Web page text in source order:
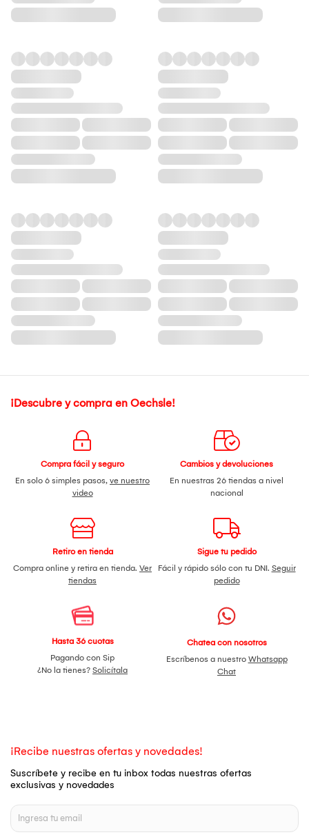
¡Descubre y compra en Oechsle!
Compra fácil y seguro
En solo 6 simples pasos, ve nuestro
video
Cambios y devoluciones
En nuestras 26 tiendas a nivel
nacional
Retiro en tienda
Compra online y retira en tienda. Ver
tiendas
Sigue tu pedido
Fácil y rápido sólo con tu DNI. Seguir
pedido
Hasta 36 cuotas
Pagando con Sip
¿No la tienes? Solicítala
Chatea con nosotros
Escríbenos a nuestro Whatsapp
Chat
¡Recibe nuestras ofertas y novedades!
Suscríbete y recibe en tu inbox todas nuestras ofertas
exclusivas y novedades